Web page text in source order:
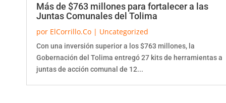
Más de $763 millones para fortalecer a las
Juntas Comunales del Tolima
por ElCorrillo.Co | Uncategorized
Con una inversión superior a los $763 millones, la
Gobernación del Tolima entregó 27 kits de herramientas a
juntas de acción comunal de 12...